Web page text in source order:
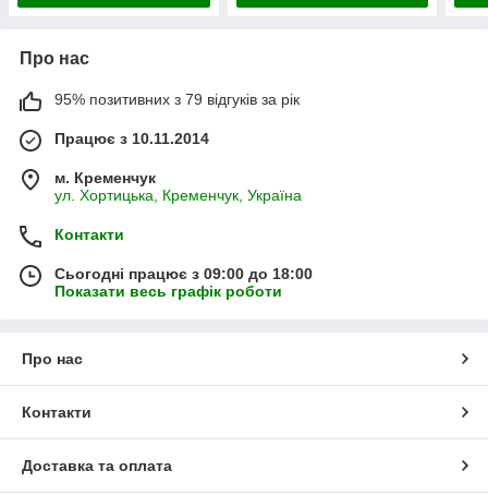
Про нас
95% позитивних з 79 відгуків за рік
Працює з 10.11.2014
м. Кременчук
ул. Хортицька, Кременчук, Україна
Контакти
Сьогодні працює з 09:00 до 18:00
Показати весь графік роботи
Про нас
Контакти
Доставка та оплата